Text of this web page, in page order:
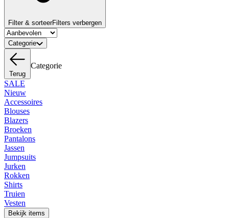
Filter & sorteerFilters verbergen
Categorie
Terug
Categorie
SALE
Nieuw
Accessoires
Blouses
Blazers
Broeken
Pantalons
Jassen
Jumpsuits
Jurken
Rokken
Shirts
Truien
Vesten
Bekijk items